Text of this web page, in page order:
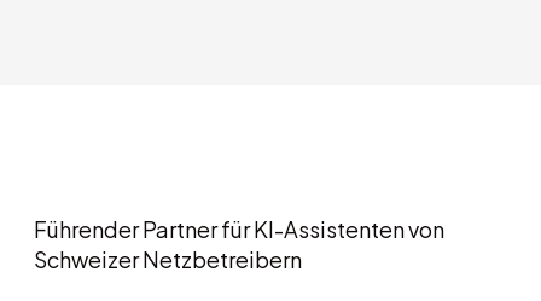
Führender Partner für KI-Assistenten von
Schweizer Netzbetreibern